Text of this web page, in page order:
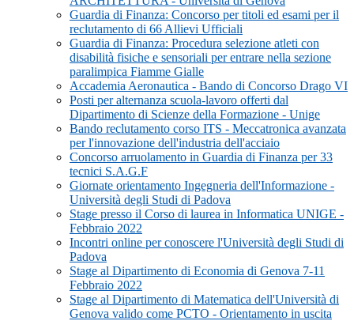
Guardia di Finanza: Concorso per titoli ed esami per il
reclutamento di 66 Allievi Ufficiali
Guardia di Finanza: Procedura selezione atleti con
disabilità fisiche e sensoriali per entrare nella sezione
paralimpica Fiamme Gialle
Accademia Aeronautica - Bando di Concorso Drago VI
Posti per alternanza scuola-lavoro offerti dal
Dipartimento di Scienze della Formazione - Unige
Bando reclutamento corso ITS - Meccatronica avanzata
per l'innovazione dell'industria dell'acciaio
Concorso arruolamento in Guardia di Finanza per 33
tecnici S.A.G.F
Giornate orientamento Ingegneria dell'Informazione -
Università degli Studi di Padova
Stage presso il Corso di laurea in Informatica UNIGE -
Febbraio 2022
Incontri online per conoscere l'Università degli Studi di
Padova
Stage al Dipartimento di Economia di Genova 7-11
Febbraio 2022
Stage al Dipartimento di Matematica dell'Università di
Genova valido come PCTO - Orientamento in uscita